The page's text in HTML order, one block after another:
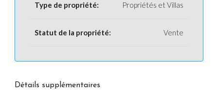
Type de propriété: Propriétés et Villas
Statut de la propriété: Vente
Détails supplémentaires